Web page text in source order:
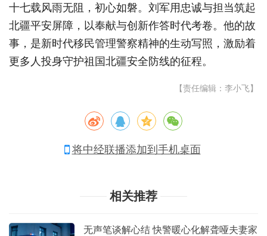
十七载风雨无阻，初心如磐。刘军用忠诚与担当筑起
北疆平安屏障，以奉献与创新作答时代考卷。他的故
事，是新时代移民管理警察精神的生动写照，激励着
更多人投身守护祖国北疆安全防线的征程。
【责任编辑：李小飞】
将中经联播添加到手机桌面
相关推荐
无声笔谈解心结 快警暖心化解聋哑夫妻家